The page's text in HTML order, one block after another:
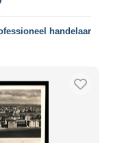
handelaar